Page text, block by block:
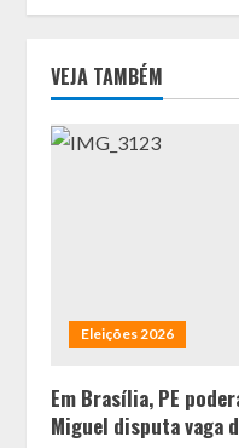
VEJA TAMBÉM
Eleições 2026
Em Brasília, PE
Miguel disputa vaga